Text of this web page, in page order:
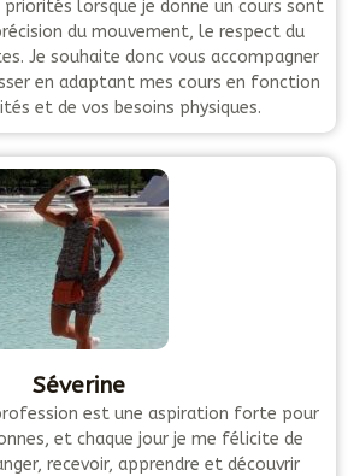
lorsque je donne un cours sont
du mouvement, le respect du
Je souhaite donc vous accompagner
en adaptant mes cours en fonction
et de vos besoins physiques.
Séverine
est une aspiration forte pour
et chaque jour je me félicite de
recevoir, apprendre et découvrir